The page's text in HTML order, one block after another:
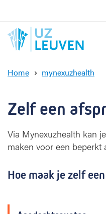
Home mynexuzhealth
f
e
n
s
Zelf een
Via Mynexuzhealth kan
maken voor een beperkt
Hoe maak je zelf